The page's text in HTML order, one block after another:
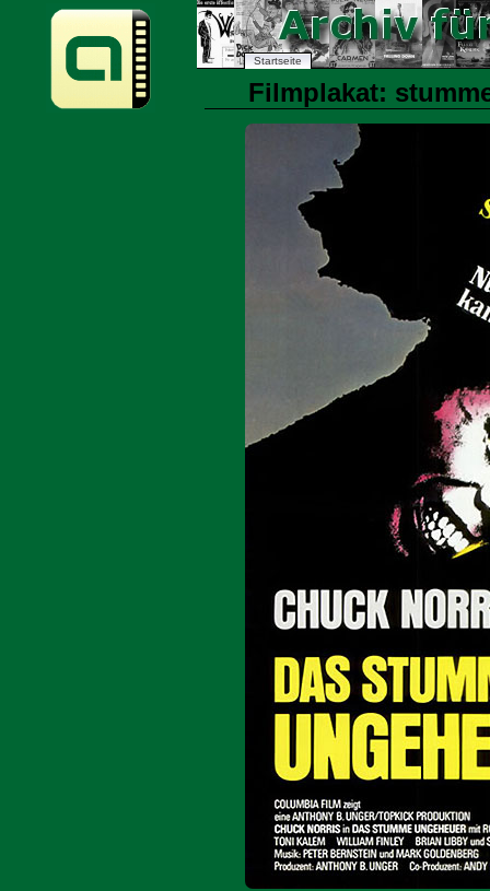
Startseite
Filmplakat: